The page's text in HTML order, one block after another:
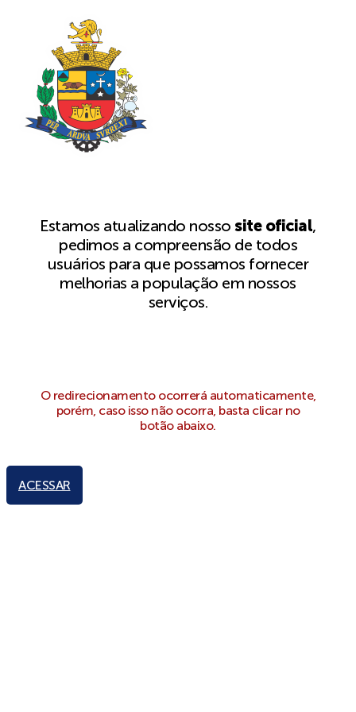
Estamos atualizando nossosite oficial,
pedimos a compreensão de todos
usuários para que possamos fornecer
melhorias a população em nossos
serviços.
O redirecionamento ocorrerá automaticamente,
porém, caso isso não ocorra, basta clicar no
botão abaixo.
ACESSAR